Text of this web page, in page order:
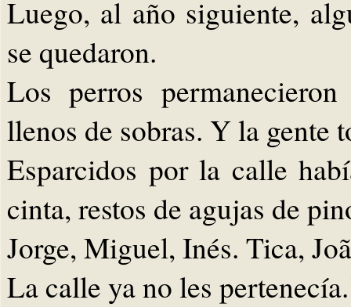
Luego, al año siguiente,
se quedaron.
Los perros
llenos de sobras. Y la gente
Esparcidos por la calle
cinta, restos de agujas de
Jorge, Miguel, Inés. Tica,
La calle ya no les